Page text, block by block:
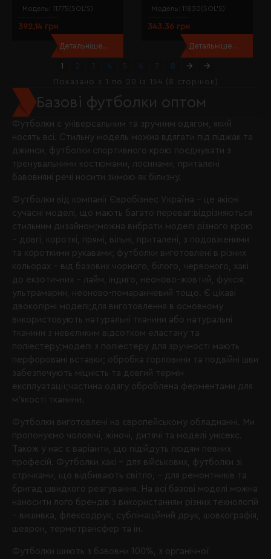
Базові футболки оптом
Футболки є універсальним та зручним одягом, який
носять всі. Стильну модель можна вдягати під піджак та
джинси, футболки спортивного крою поєднувати з
тренувальними костюмами, лосинами, приталені
бавовняні речі носити зимою як білизну.
Футболки від компанії Євробізнес Україна – це якісні
сучасні моделі, що мають багато переваг:відрізняються
стильним дизайном;можна вибрати моделі різного крою
– довгі, короткі, прямі, вільні, приталені, з подовженими
та короткими рукавами; футболки виготовлені в різних
кольорах – від базових чорного, білого, червоного, хакі
до екзотичних – лайм, індиго, неоново-жовтий, фуксія,
ультрамарин, неоново-помаранчевий тощо. Є цікаві
двоколірні моделі;для виготовлення в основному
використовують натуральні тканини або натуральні
тканини з невеликим відсотком еластану та
поліестеру;моделі з поліестеру для зручності мають
перфоровані вставки; обробка горловини та подвійні шви
забезпечують міцність та довгий термін
експлуатації;частина одягу оброблена ферментами для
м’якості тканини.
Футболки виготовлені на європейському обладнанні. Ми
пропонуємо чоловічі, жіночі, дитячі та моделі унісекс.
Також у нас є варіанти, що підійдуть людям певних
професій. Футболки хакі – для військових, футболки зі
стрічками, що відбивають світло, – для ремонтників та
бригад швидкого реагування. На всі базові моделі можна
наносити лого брендів з використанням різних технологій
– вишивка, флексодрук, сублімаційний друк, шовкографія,
шеврон, термотрансфер та ін.
Футболки шиють з бавовни 100%, з органічної
Модель: 11775(SOL’S)
392.14 грн
Детальніше...
Модель: 11830(SOL’S)
343.36 грн
Детальніше...
1 2 3 4 5 6 7
8
Показано з 1 по 20 із 154 (8 сторінок)